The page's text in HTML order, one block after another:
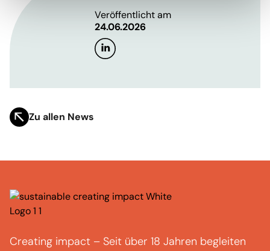
Veröffentlicht am
24.06.2026
Zu allen News
Creating impact – Seit über 18 Jahren begleiten